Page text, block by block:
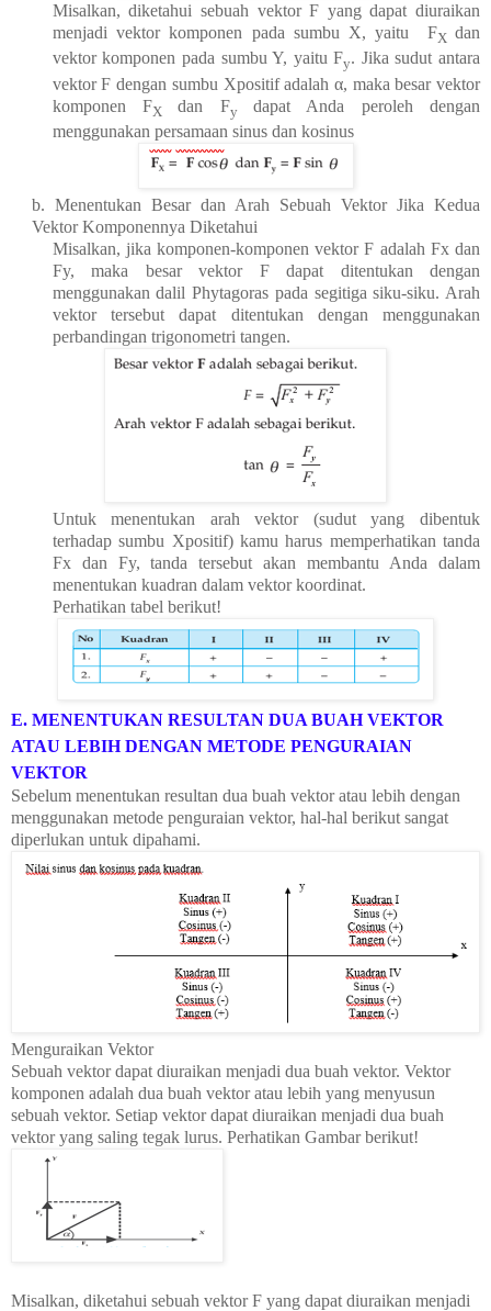
Misalkan, diketahui sebuah vektor F yang dapat diuraikan
menjadi vektor komponen pada sumbu X, yaitu
FXdan
vektor komponen pada sumbu Y, yaitu Fy. Jika sudut antara
vektor F dengan sumbu Xpositif adalah α, maka besar vektor
komponen FXdan Fydapat Anda peroleh dengan
menggunakan persamaan sinus dan kosinus
b. Menentukan Besar dan Arah Sebuah Vektor Jika Kedua
Vektor Komponennya Diketahui
Misalkan, jika komponen-komponen vektor F adalah Fx dan
Fy, maka besar vektor F dapat ditentukan dengan
menggunakan dalil Phytagoras pada segitiga siku-siku. Arah
vektor tersebut dapat ditentukan dengan menggunakan
perbandingan trigonometri tangen.
Untuk menentukan arah vektor (sudut yang dibentuk
terhadap sumbu Xpositif) kamu harus memperhatikan tanda
Fx dan Fy, tanda tersebut akan membantu Anda dalam
menentukan kuadran dalam vektor koordinat.
Perhatikan tabel berikut!
E. MENENTUKAN RESULTAN DUA BUAH VEKTOR
ATAU LEBIH DENGAN METODE PENGURAIAN
VEKTOR
Sebelum menentukan resultan dua buah vektor atau lebih dengan
menggunakan metode penguraian vektor, hal-hal berikut sangat
diperlukan untuk dipahami.
Menguraikan Vektor
Sebuah vektor dapat diuraikan menjadi dua buah vektor. Vektor
komponen adalah dua buah vektor atau lebih yang menyusun
sebuah vektor. Setiap vektor dapat diuraikan menjadi dua buah
vektor yang saling tegak lurus. Perhatikan Gambar berikut!
Misalkan, diketahui sebuah vektor F yang dapat diuraikan menjadi